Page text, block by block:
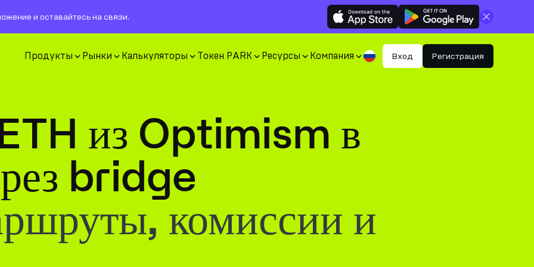
и оставайтесь на связи. Закрыть
Продукты Рынки Калькуляторы Токен PARK Ресурсы Компания Вход Регистрация
из Optimism в
bridge
комиссии и